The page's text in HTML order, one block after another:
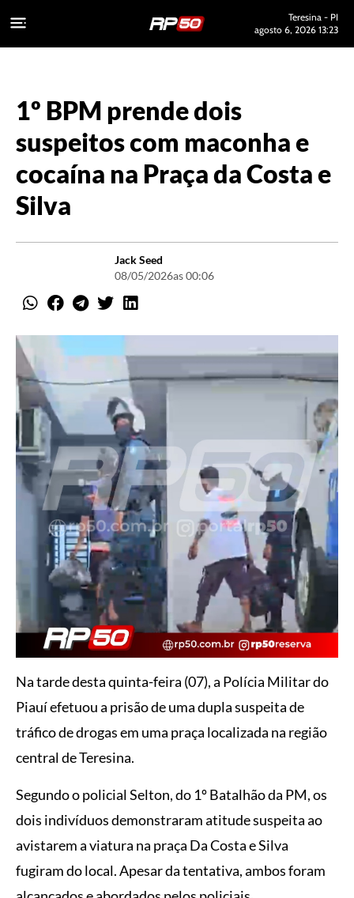
Teresina - PI
agosto 6, 2026 13:23
1º BPM prende dois
suspeitos com maconha e
cocaína na Praça da Costa e
Silva
Jack Seed
08/05/2026as 00:06
Na tarde desta quinta-feira (07), a Polícia Militar do
Piauí efetuou a prisão de uma dupla suspeita de
tráfico de drogas em uma praça localizada na região
central de Teresina.
Segundo o policial Selton, do 1º Batalhão da PM, os
dois indivíduos demonstraram atitude suspeita ao
avistarem a viatura na praça Da Costa e Silva
fugiram do local. Apesar da tentativa, ambos foram